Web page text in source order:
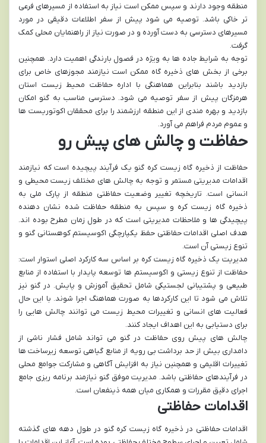
منطقه وجود دارند و سپس ممکن است نیاز به استفاده از مسیرهای فرعی
تر خاکی باشد. توصیه می شود پیش از سفر اطلاعات دقیقی در مورد
مسیرهای دسترسی به دست آورده و در صورت نیاز از راهنمایان محلی کمک
گرفت.
توجه به شرایط جاده ها به ویژه در فصول بارندگی اهمیت دارد. همچنین
برخی از بخش های ذخیره گاه ممکن است نیازمند مجوزهای خاص برای
بازدید باشند بنابراین هماهنگی با اداره حفاظت محیط زیست استان
هرمزگان پیش از سفر توصیه می شود. دسترسی مناسب به گنو امکان
بازدید و بهره مندی از این منطقه ارزشمند را برای محققان اکوتوریست ها
و عموم مردم فراهم می آورد.
حفاظت و چالش های پیش رو
حفاظت از ذخیره گاه زیست کره گنو یک فرآیند پیچیده است که نیازمند
اقدامات مدیریتی مستمر و توجه به چالش های مختلف زیست محیطی و
انسانی است. تاریخچه تغییر وضعیت حفاظتی منطقه از پارک ملی به
ذخیره گاه زیست کره و سپس به منطقه حفاظت شده نشان دهنده
پیچیدگی ها و ملاحظات مدیریتی است که در طول زمان مطرح بوده اند.
هدف اصلی اقدامات حفاظتی حفظ یکپارچگی اکوسیستم کوهستانی گنو و
تنوع زیستی آن است.
مدیریت یک ذخیره گاه زیست کره بر اساس سه کارکرد اصلی استوار است:
حفاظت از تنوع زیستی و اکوسیستم ها توسعه پایدار با استفاده از منابع
طبیعی و پشتیبانی لجستیکی شامل تحقیق آموزش و پایش. در گنو نیز
تلاش می شود تا این کارکردها به صورت هماهنگ اجرا شوند. با این حال
فعالیت های انسانی و تغییرات محیط زیست می توانند چالش هایی را
برای دستیابی به این اهداف ایجاد کنند.
چالش های پیش روی حفاظت در گنو می تواند شامل فشار ناشی از
دامداری بیش از حد برداشت بی رویه از منابع گیاهی توسعه زیرساخت ها
تغییرات اقلیمی و همچنین نیاز به افزایش آگاهی و مشارکت جوامع محلی
در فرآیندهای حفاظتی باشد. مدیریت موفق گنو نیازمند برنامه ریزی جامع
اجرای دقیق مقررات و همکاری میان همه ذینفعان است.
اقدامات حفاظتی
اقدامات حفاظتی در ذخیره گاه زیست کره گنو در طول دهه های گذشته